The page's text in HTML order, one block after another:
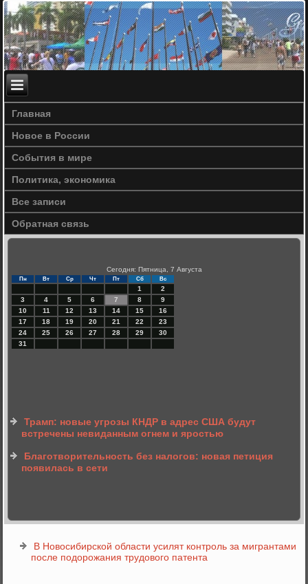
Главная
Новое в России
События в мире
Политика, экономика
Все записи
Обратная связь
Сегодня: Пятница, 7 Августа
Пн Вт Ср Чт Пт Сб Вс
1
2
3
4 5 6 7 8
9
10
11 12 13 14 15
16
17
18 19 20 21 22
23
24
25 26 27 28 29
30
31
Трамп: новые угрозы КНДР в адрес США будут
встречены невиданным огнем и яростью
Благотворительность без налогов: новая петиция
появилась в сети
В Новосибирской области усилят контроль за мигрантами
после подорожания трудового патента